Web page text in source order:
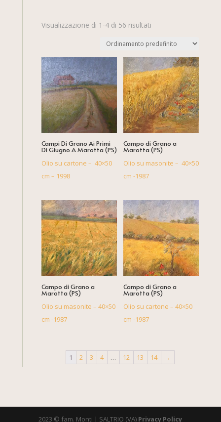
Visualizzazione di 1-4 di 56 risultati
Campi Di Grano Ai Primi
Di Giugno A Marotta (PS)
Olio su cartone – 40×50
cm – 1998
Campo di Grano a
Marotta (PS)
Olio su masonite – 40×50
cm -1987
Campo di Grano a
Marotta (PS)
Olio su masonite – 40×50
cm -1987
Campo di Grano a
Marotta (PS)
Olio su cartone – 40×50
cm -1987
1 2 3 4 … 12 13 14 →
2023 © fam. Monti | SALTRIO (VA) Privacy Policy